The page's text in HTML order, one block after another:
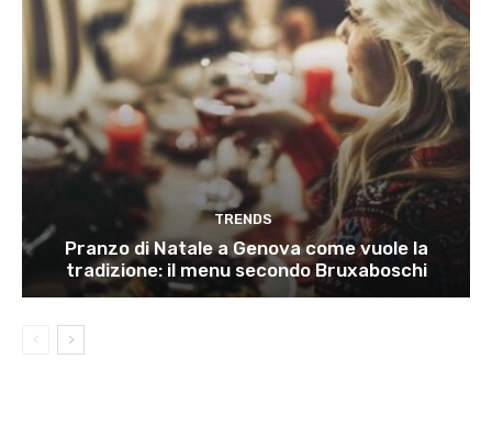
TRENDS
Pranzo di Natale a Genova come vuole la
tradizione: il menu secondo Bruxaboschi